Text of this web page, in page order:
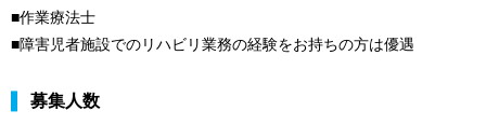
■作業療法士
■障害児者施設でのリハビリ業務の経験をお持ちの方は優遇
募集人数